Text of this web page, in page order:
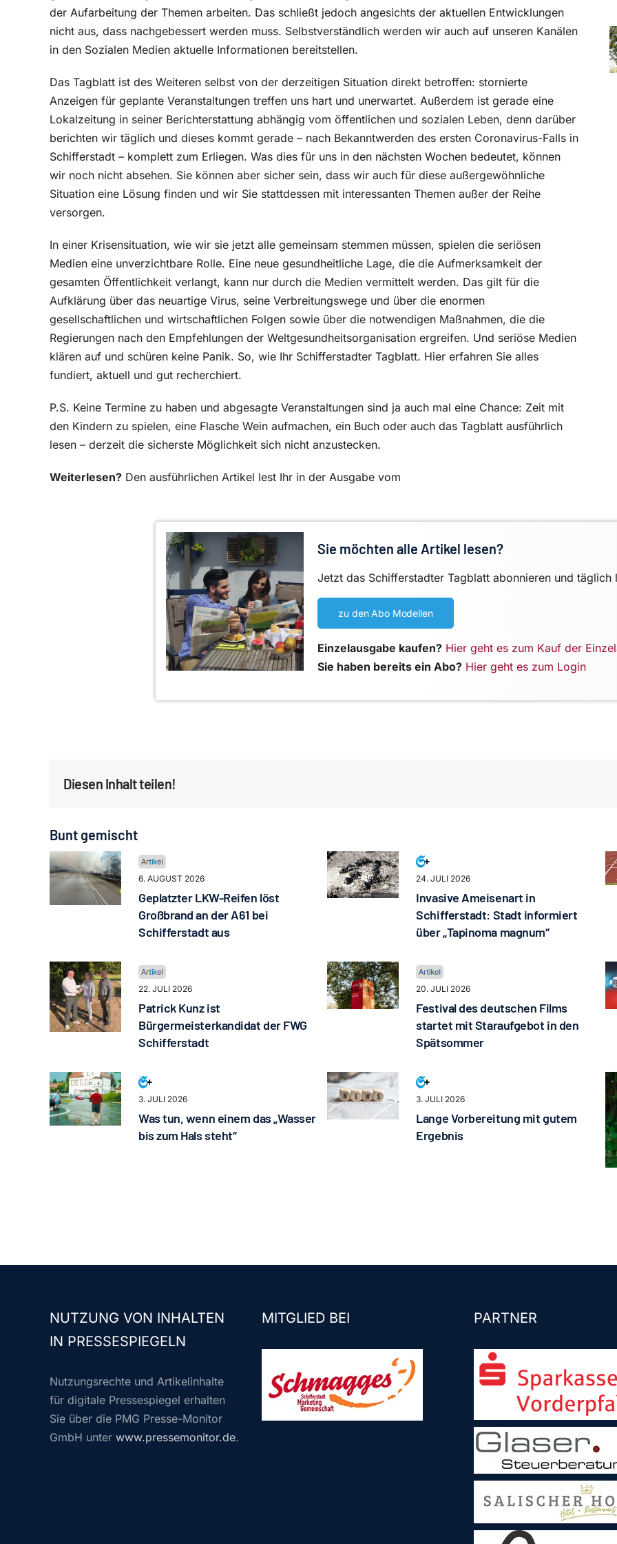
der Aufarbeitung der Themen arbeiten. Das schließt jedoch angesichts der aktuellen Entwicklungen
nicht aus, dass nachgebessert werden muss. Selbstverständlich werden wir auch auf unseren Kanälen
in den Sozialen Medien aktuelle Informationen bereitstellen.
Das Tagblatt ist des Weiteren selbst von der derzeitigen Situation direkt betroffen: stornierte
Anzeigen für geplante Veranstaltungen treffen uns hart und unerwartet. Außerdem ist gerade eine
Lokalzeitung in seiner Berichterstattung abhängig vom öffentlichen und sozialen Leben, denn darüber
berichten wir täglich und dieses kommt gerade – nach Bekanntwerden des ersten Coronavirus-Falls in
Schifferstadt – komplett zum Erliegen. Was dies für uns in den nächsten Wochen bedeutet, können
wir noch nicht absehen. Sie können aber sicher sein, dass wir auch für diese außergewöhnliche
Situation eine Lösung finden und wir Sie stattdessen mit interessanten Themen außer der Reihe
versorgen.
In einer Krisensituation, wie wir sie jetzt alle gemeinsam stemmen müssen, spielen die seriösen
Medien eine unverzichtbare Rolle. Eine neue gesundheitliche Lage, die die Aufmerksamkeit der
gesamten Öffentlichkeit verlangt, kann nur durch die Medien vermittelt werden. Das gilt für die
Aufklärung über das neuartige Virus, seine Verbreitungswege und über die enormen
gesellschaftlichen und wirtschaftlichen Folgen sowie über die notwendigen Maßnahmen, die die
Regierungen nach den Empfehlungen der Weltgesundheitsorganisation ergreifen. Und seriöse Medien
klären auf und schüren keine Panik. So, wie Ihr Schifferstadter Tagblatt. Hier erfahren Sie alles
fundiert, aktuell und gut recherchiert.
P.S. Keine Termine zu haben und abgesagte Veranstaltungen sind ja auch mal eine Chance: Zeit mit
den Kindern zu spielen, eine Flasche Wein aufmachen, ein Buch oder auch das Tagblatt ausführlich
lesen – derzeit die sicherste Möglichkeit sich nicht anzustecken.
Weiterlesen? Den ausführlichen Artikel lest Ihr in der Ausgabe vom
Sie möchten alle Artikel lesen?
Jetzt das Schifferstadter Tagblatt abonnieren und täglich
zu den Abo Modellen
Einzelausgabe kaufen? Hier geht es zum Kauf der
Sie haben bereits ein Abo? Hier geht es zum Login
Diesen Inhalt teilen!
Bunt gemischt
6. AUGUST 2026
Geplatzter LKW-Reifen löst
Großbrand an der A61 bei
Schifferstadt aus
24. JULI 2026
Invasive Ameisenart in
Schifferstadt: Stadt informiert
über „Tapinoma magnum“
22. JULI 2026
Patrick Kunz ist
Bürgermeisterkandidat der FWG
Schifferstadt
20. JULI 2026
Festival des deutschen Films
startet mit Staraufgebot in den
Spätsommer
3. JULI 2026
Was tun, wenn einem das „Wasser
bis zum Hals steht“
3. JULI 2026
Lange Vorbereitung mit gutem
Ergebnis
NUTZUNG VON INHALTEN
IN PRESSESPIEGELN
Nutzungsrechte und Artikelinhalte
für digitale Pressespiegel erhalten
Sie über die PMG Presse-Monitor
GmbH unter www.pressemonitor.de.
MITGLIED BEI PARTNER